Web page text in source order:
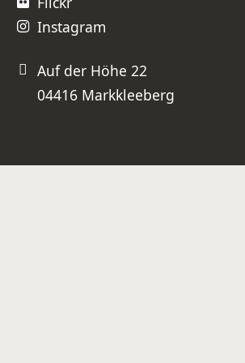
Auf der Höhe 22
04416 Markkleeberg
Instagram